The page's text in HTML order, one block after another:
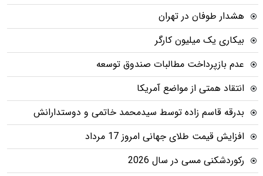
هشدار طوفان در تهران
بیکاری یک میلیون کارگر
عدم بازپرداخت مطالبات صندوق توسعه
انتقاد همتی از مواضع آمریکا
بدرقه قاسم زاده توسط سیدمحمد خاتمی و دوستدارانش
افزایش قیمت طلای جهانی امروز 17 مرداد
رکوردشکنی مسی در سال 2026